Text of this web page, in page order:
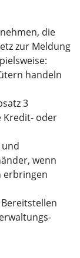
die
zur Meldung
handeln
3
Kredit- oder
wenn
erbringen